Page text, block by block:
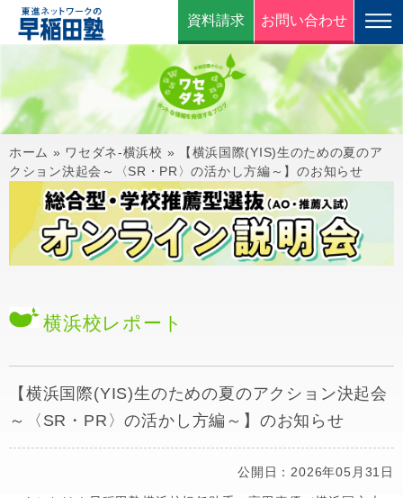
資料請求 お問い合わせ
ホーム » ワセダネ-横浜校 »
【横浜国際(YIS)生のための夏のア
クション決起会～〈SR・PR〉の活かし方編～】のお知らせ
横浜校レポート
【横浜国際(YIS)生のための夏のアクション決起会
～〈SR・PR〉の活かし方編～】のお知らせ
公開日：2026年05月31日